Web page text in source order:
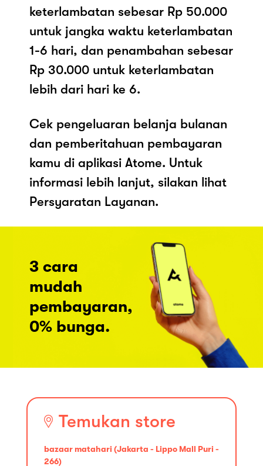
keterlambatan sebesar Rp 50.000
untuk jangka waktu keterlambatan
1-6 hari, dan penambahan sebesar
Rp 30.000 untuk keterlambatan
lebih dari hari ke 6.
Cek pengeluaran belanja bulanan
dan pemberitahuan pembayaran
kamu di aplikasi Atome. Untuk
informasi lebih lanjut, silakan lihat
Persyaratan Layanan.
3 cara
mudah
pembayaran,
0% bunga.
Temukan store
bazaar matahari (Jakarta - Lippo Mall Puri -
266)